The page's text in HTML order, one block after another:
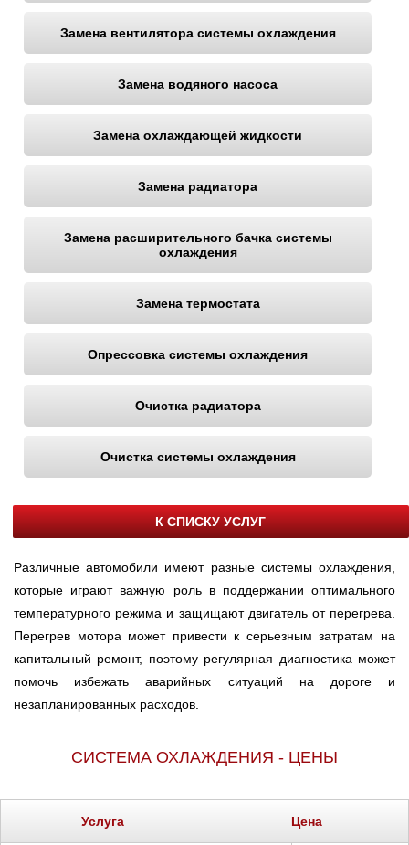
Ростов-на-Дону
Санкт-Петербург
Саратов
Тольятти
Чебоксары
Челябинск
Череповец
Замена вентилятора системы охлаждения
Замена водяного насоса
Замена охлаждающей жидкости
Замена радиатора
Замена расширительного бачка системы
охлаждения
Замена термостата
Опрессовка системы охлаждения
Очистка радиатора
Очистка системы охлаждения
К СПИСКУ УСЛУГ
Различные автомобили имеют разные системы охлаждения,
которые играют важную роль в поддержании оптимального
температурного режима и защищают двигатель от перегрева.
Перегрев мотора может привести к серьезным затратам на
капитальный ремонт, поэтому регулярная диагностика может
помочь избежать аварийных ситуаций на дороге и
незапланированных расходов.
СИСТЕМА ОХЛАЖДЕНИЯ - ЦЕНЫ
Услуга Цена